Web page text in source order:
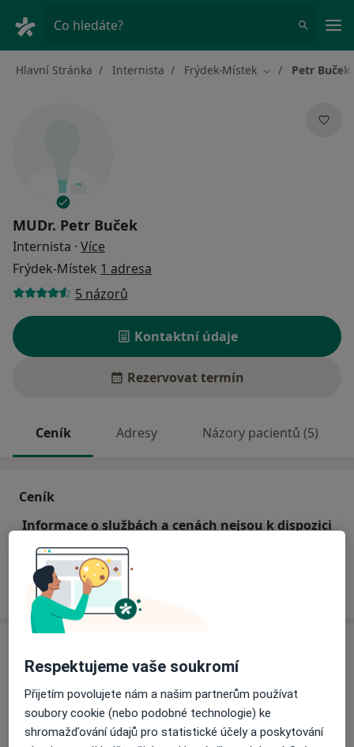
Co hledáte?
Hlavní Stránka Internista Frýdek-Místek Změna města
Petr Buček
MUDr. Petr Buček
Internista · Více
Frýdek-Místek 1 adresa
5 názorů
Kontaktní údaje
Rezervovat termín
Ceník Adresy Názory pacientů (5)
Ceník
Informace o službách a cenách nejsou k dispozici
Tento specialista ještě nepřidával žádné informace o
svých službách.
Odborný lékař interní se zaměřením na ne
V. Nezvala 604, Frýdek-Místek
Respektujeme vaše soukromí
Přijetím povolujete nám a našim partnerům používat
soubory cookie (nebo podobné technologie) ke
shromažďování údajů pro statistické účely a poskytování